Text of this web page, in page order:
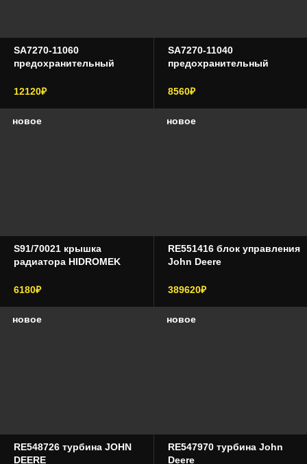
SA7270-11060
предохранительный
12120₽
SA7270-11040
предохранительный
8560₽
новое
S91/70021 крышка
радиатора HIDROMEK
6180₽
новое
RE551416 блок управления
John Deere
389620₽
новое
RE548726 турбина JOHN
DEERE
новое
RE547970 турбина John
Deere